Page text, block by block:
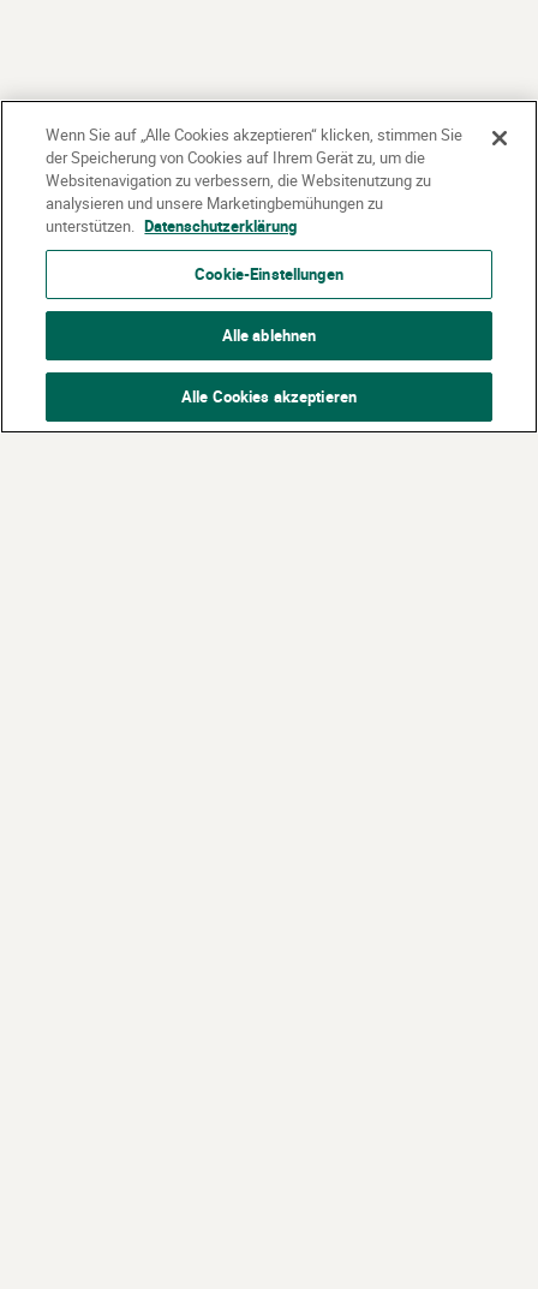
Wenn Sie auf „Alle Cookies akzeptieren“ klicken, stimmen Sie
der Speicherung von Cookies auf Ihrem Gerät zu, um die
Websitenavigation zu verbessern, die Websitenutzung zu
analysieren und unsere Marketingbemühungen zu
unterstützen. Datenschutzerklärung
Cookie-Einstellungen
Alle ablehnen
Alle Cookies akzeptieren